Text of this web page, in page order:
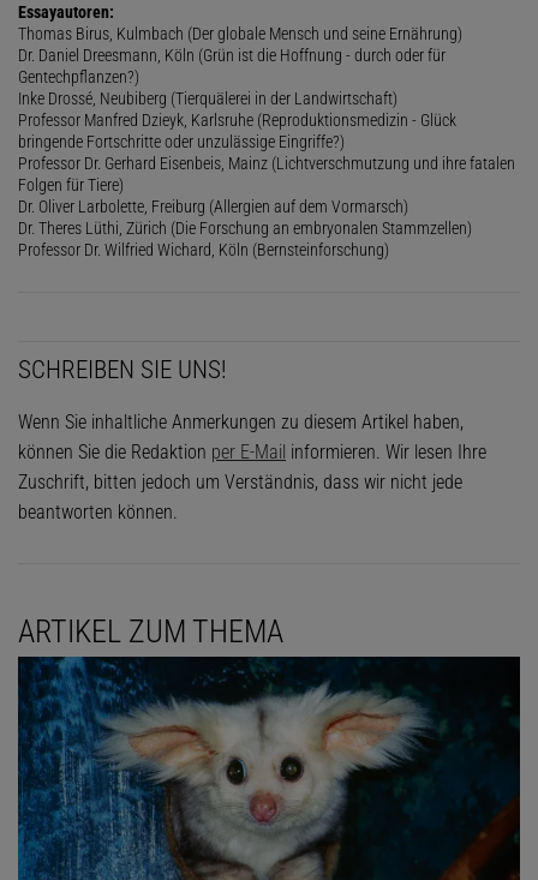
Essayautoren:
Thomas Birus, Kulmbach (Der globale Mensch und seine Ernährung)
Dr. Daniel Dreesmann, Köln (Grün ist die Hoffnung - durch oder für
Gentechpflanzen?)
Inke Drossé, Neubiberg (Tierquälerei in der Landwirtschaft)
Professor Manfred Dzieyk, Karlsruhe (Reproduktionsmedizin - Glück
bringende Fortschritte oder unzulässige Eingriffe?)
Professor Dr. Gerhard Eisenbeis, Mainz (Lichtverschmutzung und ihre fatalen
Folgen für Tiere)
Dr. Oliver Larbolette, Freiburg (Allergien auf dem Vormarsch)
Dr. Theres Lüthi, Zürich (Die Forschung an embryonalen Stammzellen)
Professor Dr. Wilfried Wichard, Köln (Bernsteinforschung)
SCHREIBEN SIE UNS!
Wenn Sie inhaltliche Anmerkungen zu diesem Artikel haben,
können Sie die Redaktion per E-Mail informieren. Wir lesen Ihre
Zuschrift, bitten jedoch um Verständnis, dass wir nicht jede
beantworten können.
ARTIKEL ZUM THEMA